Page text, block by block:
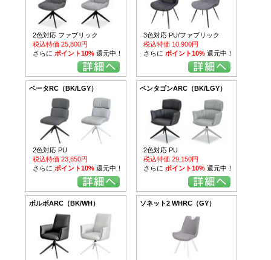
2色対応 ファブリック
税込特価 25,800円
さらに ポイント10% 還元中！
3色対応 PU/ファブリック
税込特価 10,900円
さらに ポイント10% 還元中！
ベータRC（BK/LGY）
2色対応 PU
税込特価 23,650円
さらに ポイント10% 還元中！
ペンタゴンARC（BK/LGY）
2色対応 PU
税込特価 29,150円
さらに ポイント10% 還元中！
ボルボARC（BK/WH） ソネット2 WHRC（GY）